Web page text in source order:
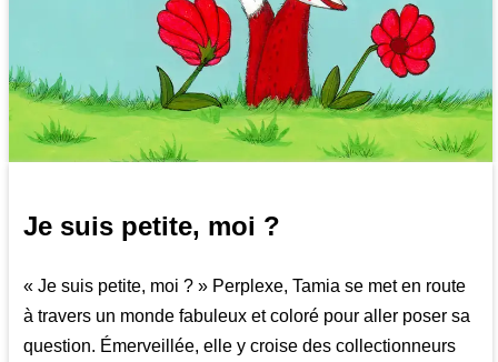
Je suis petite, moi ?
« Je suis petite, moi ? » Perplexe, Tamia se met en route
à travers un monde fabuleux et coloré pour aller poser sa
question. Émerveillée, elle y croise des collectionneurs